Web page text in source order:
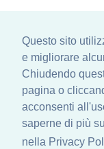
Questo sito
e migliorare
Chiudendo
pagina o
acconsenti
saperne di più
nella Privacy